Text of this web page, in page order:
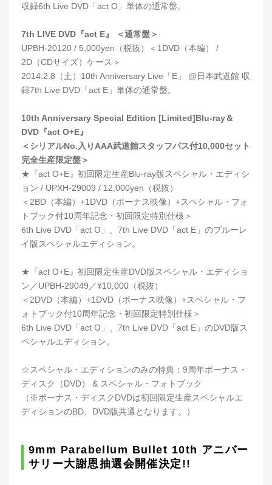
収録6th Live DVD「act O」単体の通常盤。
7th LIVE DVD『act E』 ＜通常盤＞
UPBH-20120 / 5,000yen（税抜）＜1DVD（本編） /
2D（CDサイズ）ケース＞
2014.2.8（土）10th Anniversary Live「E」 @日本武道館 収
録7th Live DVD「act E」単体の通常盤。
10th Anniversary Special Edition [Limited]Blu-ray＆
DVD『act O+E』
＜シリアルNo.入りAAA武道館スタッフパス付10,000セット
完全生産限定盤＞
★『act O+E』初回限定生産Blu-ray版スペシャル・エディシ
ョン / UPXH-29009 / 12,000yen（税抜）
＜2BD（本編）+1DVD（ボーナス映像）+スペシャル・フォ
トブック付10周年記念・初回限定特別仕様＞
6th Live DVD「act O」、7th Live DVD「act E」のブルーレ
イ版スペシャルエディション。
★『act O+E』初回限定生産DVD版スペシャル・エディショ
ン／UPBH-29049／¥10,000（税抜）
＜2DVD（本編）+1DVD（ボーナス映像）+スペシャル・フ
ォトブック付10周年記念・初回限定特別仕様＞
6th Live DVD「act O」、7th Live DVD「act E」のDVD版ス
ペシャルエディション。
☆スペシャル・エディションのみの特典：9周年ボーナス・
ディスク（DVD） & スペシャル・フォトブック
（※ボーナス・ディスクDVDは初回限定生産スペシャルエ
ディションのBD、DVD版共通となります。）
9mm Parabellum Bullet 10th アニバー
サリー大謝恩抽選会開催決定!!